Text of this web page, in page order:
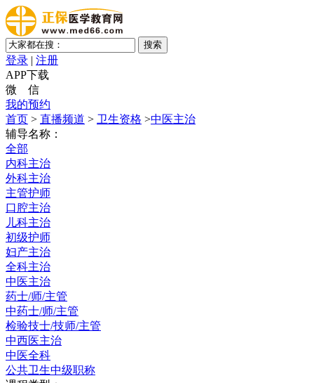
登录 | 注册
APP下载
微 信
我的预约
首页 > 直播频道 > 卫生资格 >中医主治
辅导名称：
全部
内科主治
外科主治
主管护师
口腔主治
儿科主治
初级护师
妇产主治
全科主治
中医主治
药士/师/主管
中药士/师/主管
检验技士/技师/主管
中西医主治
中医全科
公共卫生中级职称